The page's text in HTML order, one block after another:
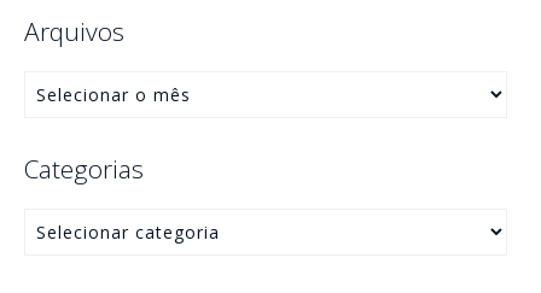
Arquivos
Categorias